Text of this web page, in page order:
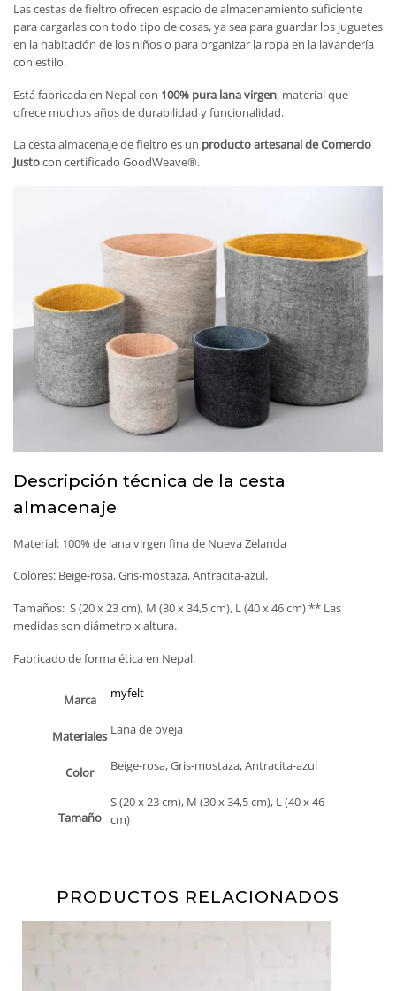
Las cestas de fieltro ofrecen espacio de almacenamiento suficiente
para cargarlas con todo tipo de cosas, ya sea para guardar los juguetes
en la habitación de los niños o para organizar la ropa en la lavandería
con estilo.
Está fabricada en Nepal con 100% pura lana virgen, material que
ofrece muchos años de durabilidad y funcionalidad.
La cesta almacenaje de fieltro es un producto artesanal de Comercio
Justocon certificado GoodWeave®.
Descripción técnica de la cesta
almacenaje
Material: 100% de lana virgen fina de Nueva Zelanda
Colores: Beige-rosa, Gris-mostaza, Antracita-azul.
Tamaños: S (20 x 23 cm), M (30 x 34,5 cm), L (40 x 46 cm) ** Las
medidas son diámetro x altura.
Fabricado de forma ética en Nepal.
Marca myfelt
Materiales Lana de oveja
Color Beige-rosa, Gris-mostaza, Antracita-azul
Tamaño
S (20 x 23 cm), M (30 x 34,5 cm), L (40 x 46
cm)
PRODUCTOS RELACIONADOS